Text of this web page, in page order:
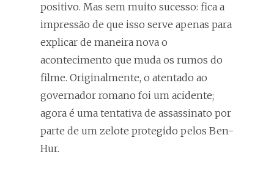
positivo. Mas sem muito sucesso: fica a
impressão de que isso serve apenas para
explicar de maneira nova o
acontecimento que muda os rumos do
filme. Originalmente, o atentado ao
governador romano foi um acidente;
agora é uma tentativa de assassinato por
parte de um zelote protegido pelos Ben-
Hur.